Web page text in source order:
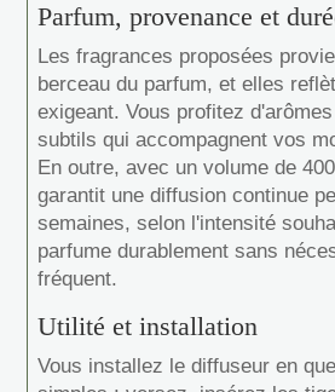
Parfum, provenance et
Les fragrances proposées
berceau du parfum, et elles
exigeant. Vous profitez
subtils qui accompagnent vos
En outre, avec un volume de
garantit une diffusion continue
semaines, selon l'intensité
parfume durablement sans
fréquent.
Utilité et installation
Vous installez le diffuseur en